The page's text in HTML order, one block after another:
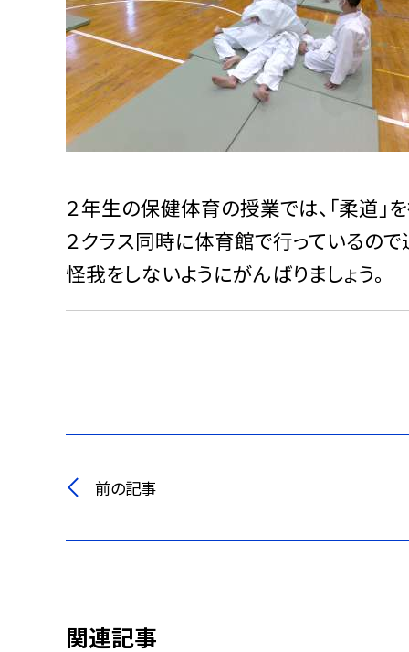
２年生の保健体育の授業では、「柔道」
２クラス同時に体育館で行っているので
怪我をしないようにがんばりましょう。
前の記事
関連記事